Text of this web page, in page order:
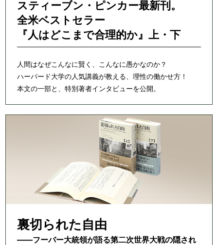
スティーブン・ピンカー最新刊。
全米ベストセラー
『人はどこまで合理的か』上・下
人間はなぜこんなに賢く、こんなに愚かなのか？
ハーバード大学の人気講義が教える、理性の働かせ方！
本文の一部と、特別著者インタビューを公開。
裏切られた自由
――フーバー大統領が語る第二次世界大戦の隠され